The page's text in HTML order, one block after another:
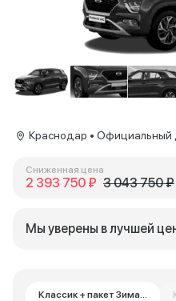
Классик + пакет Зима • 1.6 • AT
Краснодар • Официальный
Сниженная цена
2 393 750 ₽ 3 043 750 ₽
Мы уверены в лучшей